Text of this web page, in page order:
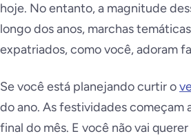
hoje. No entanto, a magnitude
longo dos anos, marchas
expatriados, como você, adoram
Se você está planejando curtir o
do ano. As festividades começam
final do mês. E você não vai